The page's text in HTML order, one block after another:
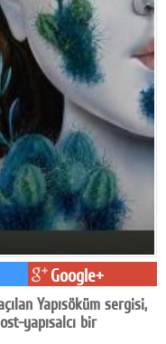
Google+
Yapısöküm sergisi,
yapısalcı bir